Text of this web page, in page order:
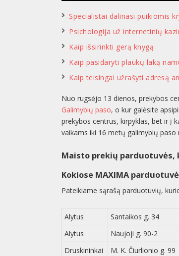
Specialistai dalinasi puikiomis
Psichologija už internetinių
Kaip išsirinkti gerą knygą
Kaip pasidaryti plaukų laką
Kaip teisingai užrašyti adresą
Nuo rugsėjo 13 dienos, prekybos
Galimybių paso, o kur galėsite
prekybos centrus, kirpyklas, bet ir į
vaikams iki 16 metų galimybių paso
Maisto prekių
Kokiose MAXIMA
Pateikiame sąrašą parduotuvių,
Alytus Santaikos g. 34
Alytus
Naujoji g. 90-2
Druskininkai
M. K. Čiurlionio g. 99